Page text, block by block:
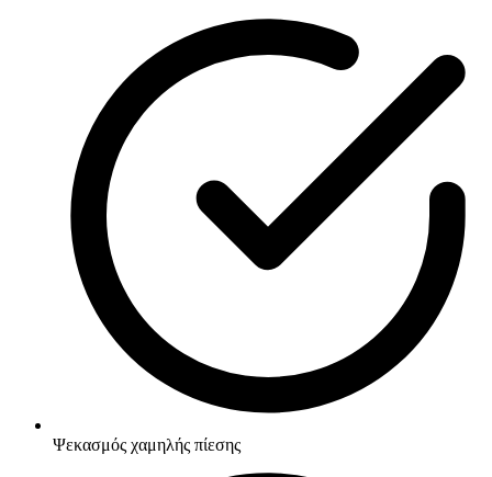
Ψεκασμός χαμηλής πίεσης